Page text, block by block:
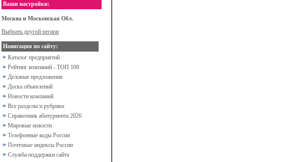
Ваши настройки:
Москва и Московская Обл.
Выбрать другой регион
Навигация по сайту:
Каталог предприятий
Рейтинг компаний - ТОП 100
Деловые предложения
Доска объявлений
Новости компаний
Все разделы и рубрики
Справочник абитуриента 2026
Мировые новости
Телефонные коды России
Почтовые индексы России
Служба поддержки сайта